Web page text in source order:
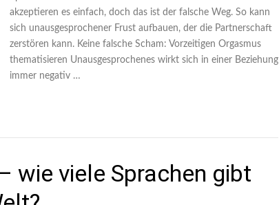
akzeptieren es einfach, doch das ist der falsche Weg. So kann
sich unausgesprochener Frust aufbauen, der die Partnerschaft
zerstören kann. Keine falsche Scham: Vorzeitigen Orgasmus
thematisieren Unausgesprochenes wirkt sich in einer Beziehung
immer negativ …
wie viele Sprachen gibt